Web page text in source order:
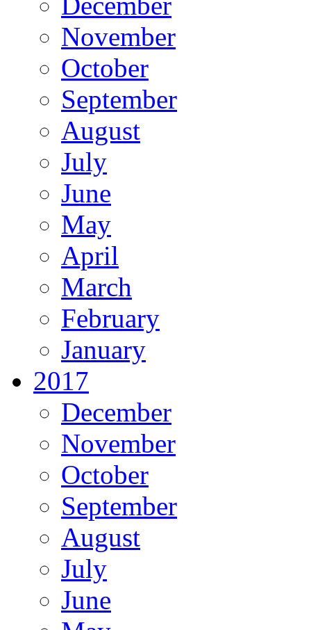
November
October
September
August
July
June
May
April
March
February
January
2017
December
November
October
September
August
July
June